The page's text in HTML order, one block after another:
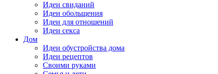
Идеи свиданий
Идеи обольщения
Идеи для отношений
Идеи секса
Дом
Идеи обустройства дома
Идеи рецептов
Своими руками